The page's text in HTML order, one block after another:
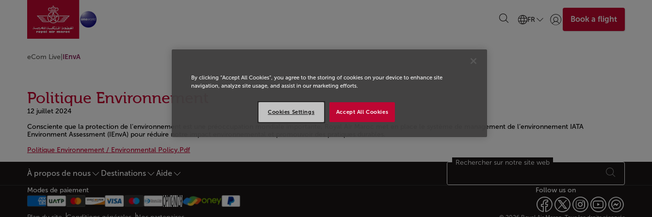
Saut au contenu principal
Aller à la page accueil FR Se connecter | S’inscrire)
Book a flight
eCom Live IEnvA
Politique Environnement
12 juillet 2024
Consciente que la protection de l'environnement est une préoccupation mondiale importante, Royal Air Maroc met en place le système de management de l’environnement IATA
Environment Assessment (IEnvA) pour réduire notre impact environnemental et promouvoir des pratiques durables.
Politique Environnement / Environmental Policy.Pdf
Bas de page Plan du site
À propos de nous Destinations Aide
Rechercher sur notre site web
Modes de paiement Follow us on
By clicking “Accept All Cookies”, you agree to the storing of cookies on your device to enhance site
navigation, analyze site usage, and assist in our marketing efforts.
Accept All Cookies
Cookies Settings